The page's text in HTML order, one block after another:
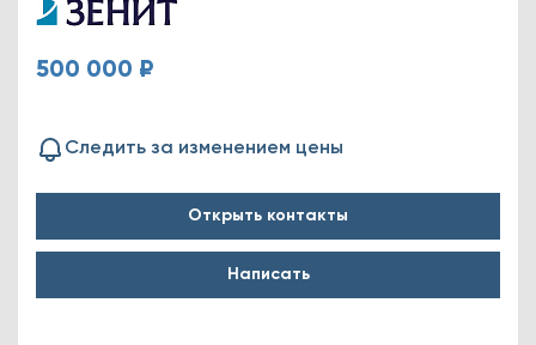
500 000 ₽
Следить за изменением цены
Открыть контакты
Написать